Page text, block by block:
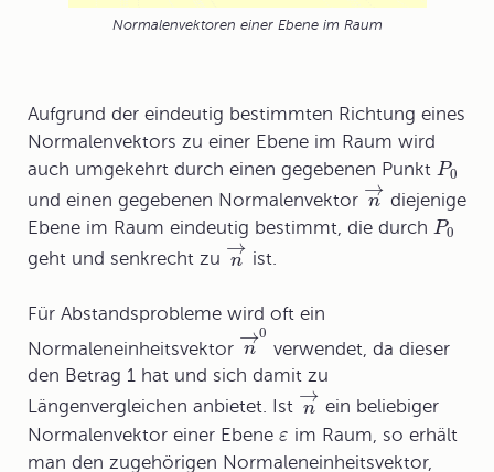
Normalenvektoren einer Ebene im Raum
Aufgrund der eindeutig bestimmten Richtung eines
Normalenvektors zu einer Ebene im Raum wird
auch umgekehrt durch einen gegebenen Punkt P0
und einen gegebenen Normalenvektor n
→
diejenige
Ebene im Raum eindeutig bestimmt, die durch P0
geht und senkrecht zu n
→
ist.
Für Abstandsprobleme wird oft ein
Normaleneinheitsvektor n
→0
verwendet, da dieser
den Betrag 1 hat und sich damit zu
Längenvergleichen anbietet. Ist n
→
ein beliebiger
Normalenvektor einer Ebene ε im Raum, so erhält
man den zugehörigen Normaleneinheitsvektor,